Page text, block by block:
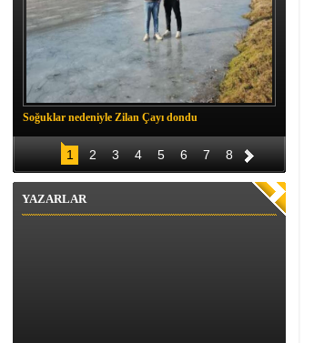
Soğuklar nedeniyle Zilan Çayı dondu
1 2 3 4 5 6 7 8
YAZARLAR